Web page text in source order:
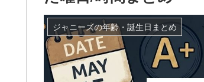
ジャニーズの年齢・誕生日まとめ